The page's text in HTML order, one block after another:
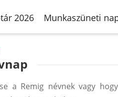
2026 Munkaszüneti
a Remig névnek vagy